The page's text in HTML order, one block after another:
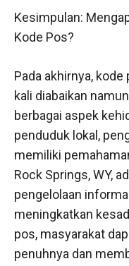
Kesimpulan:
Kode Pos?
Pada akhirnya,
kali diabaikan
berbagai aspek
penduduk lokal,
memiliki
Rock Springs, WY,
pengelolaan
meningkatkan
pos, masyarakat
penuhnya dan